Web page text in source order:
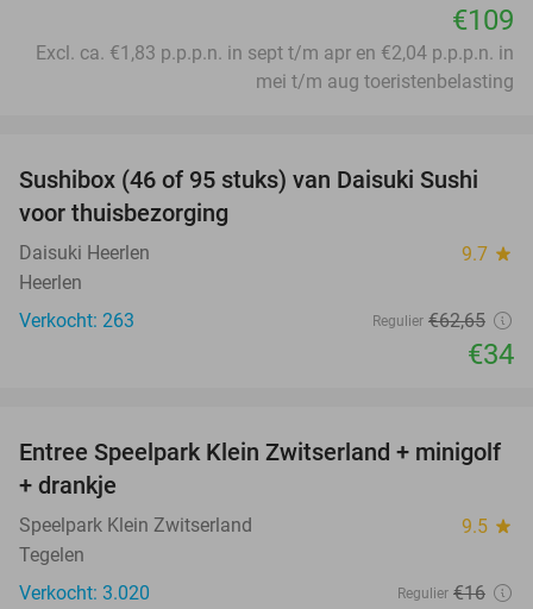
€109
Excl. ca. €1,83 p.p.p.n. in sept t/m apr en €2,04 p.p.p.n. in
mei t/m aug toeristenbelasting
46%
Sushibox (46 of 95 stuks) van Daisuki Sushi
voor thuisbezorging
Daisuki Heerlen 9.7 star
Heerlen
Verkocht: 263
Regulier €62,65
€34
38%
Entree Speelpark Klein Zwitserland + minigolf
+ drankje
Speelpark Klein Zwitserland 9.5 star
Tegelen
Verkocht: 3.020
Regulier €16